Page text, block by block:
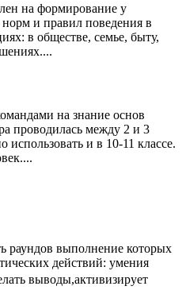
на формирование у
и правил поведения в
в обществе, семье, быту,
на знание основ
проводилась между 2 и 3
и в 10-11 классе.
раундов выполнение которых
действий: умения
выводы,активизирует